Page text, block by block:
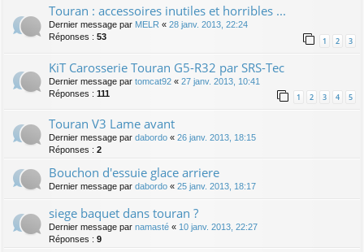
Touran : accessoires inutiles et horribles ...
Dernier message par MELR « 28 janv. 2013, 22:24
Réponses : 53 1 2 3
KiT Carosserie Touran G5-R32 par SRS-Tec
Dernier message par tomcat92 « 27 janv. 2013, 10:41
Réponses : 111 1 2 3 4 5
Touran V3 Lame avant
Dernier message par dabordo « 26 janv. 2013, 18:15
Réponses : 2
Bouchon d'essuie glace arriere
Dernier message par dabordo « 25 janv. 2013, 18:17
siege baquet dans touran ?
Dernier message par namasté « 10 janv. 2013, 22:27
Réponses : 9